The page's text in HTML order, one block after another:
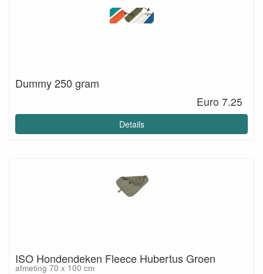
Dummy 250 gram
Euro 7.25
Details
ISO Hondendeken Fleece Hubertus Groen
afmeting 70 x 100 cm